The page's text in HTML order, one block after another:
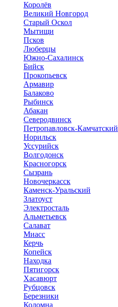
Королёв
Великий Новгород
Старый Оскол
Мытищи
Псков
Люберцы
Южно-Сахалинск
Бийск
Прокопьевск
Армавир
Балаково
Рыбинск
Абакан
Северодвинск
Петропавловск-Камчатский
Норильск
Уссурийск
Волгодонск
Красногорск
Сызрань
Новочеркасск
Каменск-Уральский
Златоуст
Электросталь
Альметьевск
Салават
Миасс
Керчь
Копейск
Находка
Пятигорск
Хасавюрт
Рубцовск
Березники
Коломна